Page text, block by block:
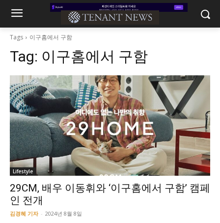
Tags 이구홈에서 구함
Tag: 이구홈에서 구함
Lifestyle
29CM, 배우 이동휘와 ‘이구홈에서 구함’ 캠페
인 전개
김경혜 기자 - 2024년 8월 8일